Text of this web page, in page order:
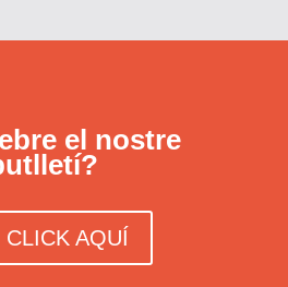
el nostre
CLICK AQUÍ